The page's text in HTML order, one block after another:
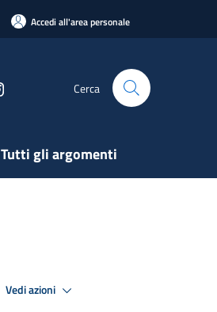
Accedi all'area personale
Cerca
Tutti gli argomenti
Vedi azioni